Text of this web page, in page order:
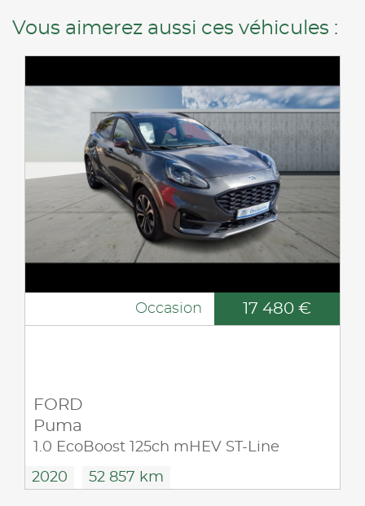
Vous aimerez aussi ces véhicules :
Occasion 17 480 €
FORD
Puma
1.0 EcoBoost 125ch mHEV ST-Line
2020 52 857 km